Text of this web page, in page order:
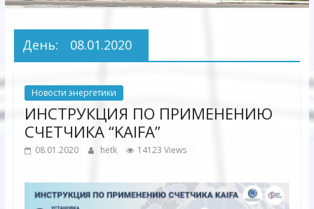
Электрических
День: 08.01.2020
Новости энергетики
ИНСТРУКЦИЯ ПО ПРИМЕНЕНИЮ
СЧЕТЧИКА “KAIFA”
08.01.2020 hetk 14123 Views